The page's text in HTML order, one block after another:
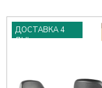
ДОСТАВКА 4
ДНІ